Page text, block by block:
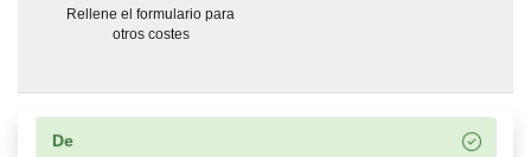
Rellene el formulario para
otros costes
De